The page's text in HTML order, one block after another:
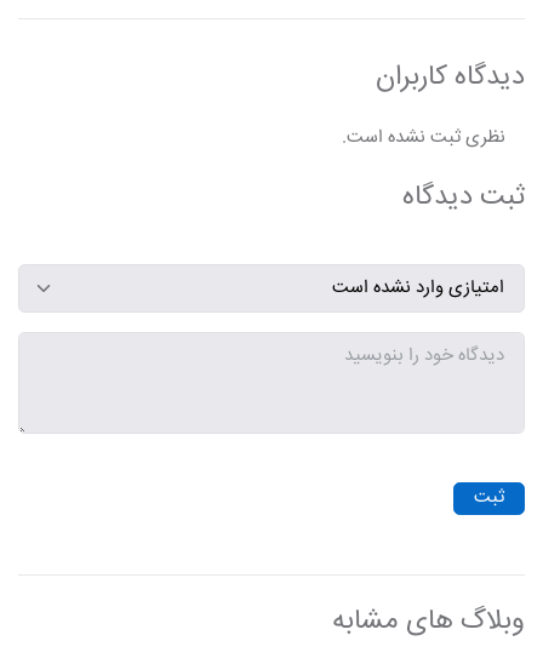
دیدگاه کاربران
نظری ثبت نشده است.
ثبت دیدگاه
ثبت
وبلاگ های مشابه